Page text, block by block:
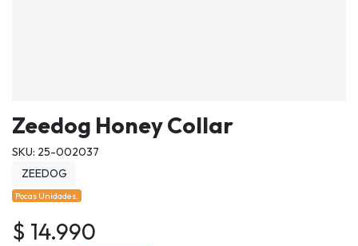
Zeedog Honey Collar
SKU: 25-002037
ZEEDOG
Pocas Unidades.
$ 14.990